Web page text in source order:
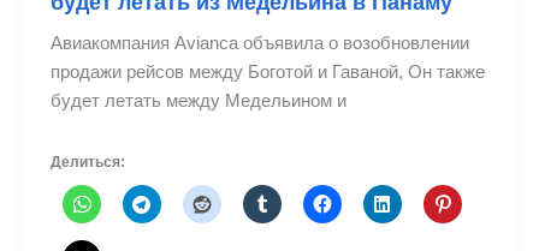
Авиакомпания Avianca объявила о возобновлении
продажи рейсов между Боготой и Гаваной, Он также
будет летать между Медельином и
Делиться: